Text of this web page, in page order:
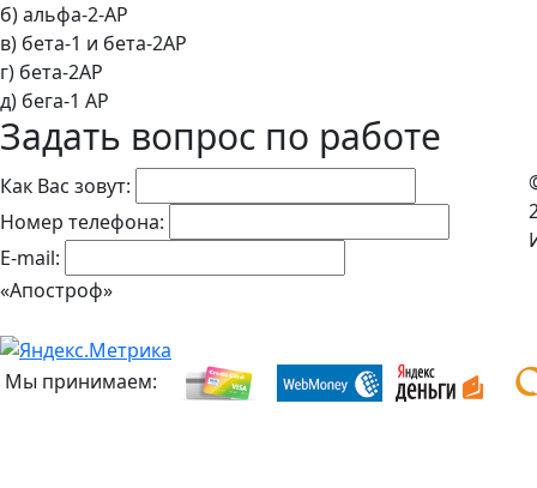
б) альфа-2-АР
в) бета-1 и бета-2АР
г) бета-2АР
д) бега-1 АР
Задать вопрос по работе
Как Вас зовут:
Номер телефона:
E-mail:
«Апостроф»
Мы принимаем: